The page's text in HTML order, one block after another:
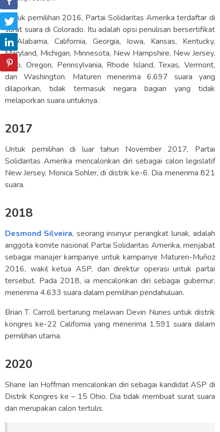
Untuk pemilihan 2016, Partai Solidaritas Amerika terdaftar di
surat suara di Colorado. Itu adalah opsi penulisan bersertifikat
di Alabama, California, Georgia, Iowa, Kansas, Kentucky,
Maryland, Michigan, Minnesota, New Hampshire, New Jersey,
Ohio, Oregon, Pennsylvania, Rhode Island, Texas, Vermont,
dan Washington. Maturen menerima 6.697 suara yang
dilaporkan, tidak termasuk negara bagian yang tidak
melaporkan suara untuknya.
2017
Untuk pemilihan di luar tahun November 2017, Partai
Solidaritas Amerika mencalonkan diri sebagai calon legislatif
New Jersey, Monica Sohler, di distrik ke-6. Dia menerima 821
suara.
2018
Desmond Silveira, seorang insinyur perangkat lunak, adalah
anggota komite nasional Partai Solidaritas Amerika, menjabat
sebagai manajer kampanye untuk kampanye Maturen-Muñoz
2016, wakil ketua ASP, dan direktur operasi untuk partai
tersebut. Pada 2018, ia mencalonkan diri sebagai gubernur,
menerima 4.633 suara dalam pemilihan pendahuluan.
Brian T. Carroll bertarung melawan Devin Nunes untuk distrik
kongres ke-22 California yang menerima 1.591 suara dalam
pemilihan utama.
2020
Shane Ian Hoffman mencalonkan diri sebagai kandidat ASP di
Distrik Kongres ke – 15 Ohio. Dia tidak membuat surat suara
dan merupakan calon tertulis.